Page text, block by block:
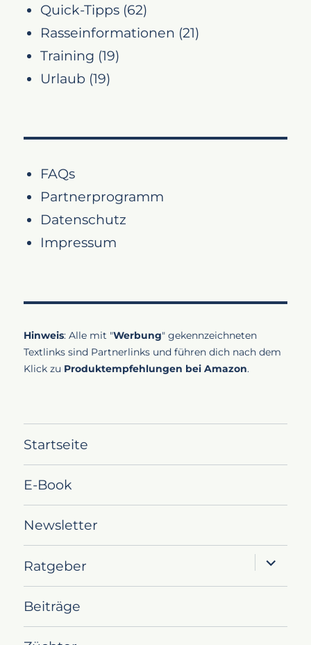
Quick-Tipps (62)
Rasseinformationen (21)
Training (19)
Urlaub (19)
FAQs
Partnerprogramm
Datenschutz
Impressum
Hinweis: Alle mit "Werbung" gekennzeichneten
Textlinks sind Partnerlinks und führen dich nach dem
Klick zu Produktempfehlungen bei Amazon.
Startseite
E-Book
Newsletter
Ratgeber
öffnen
Beiträge